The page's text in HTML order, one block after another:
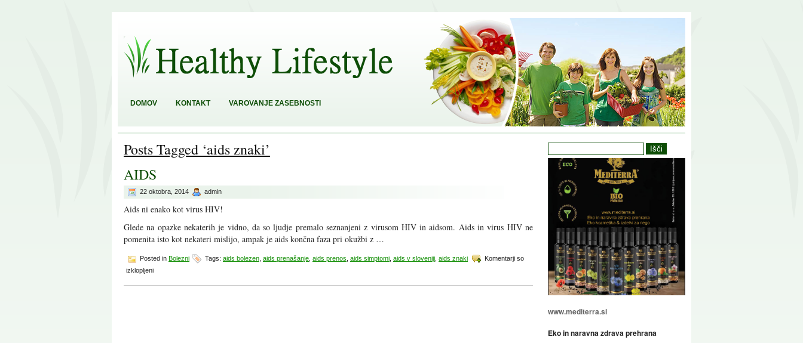
DOMOV KONTAKT VAROVANJE ZASEBNOSTI
Posts Tagged ‘aids znaki’
AIDS
22 oktobra, 2014 admin
Aids ni enako kot virus HIV!
Glede na opazke nekaterih je vidno, da so ljudje premalo seznanjeni z virusom HIV in aidsom. Aids in virus HIV ne
pomenita isto kot nekateri mislijo, ampak je aids končna faza pri okužbi z …
Posted in Bolezni Tags: aids bolezen aids prenašanje aids prenos aids simptomi aids v sloveniji aids znaki
Komentarji so
izklopljeniza
www.mediterra.si
Eko in naravna zdrava prehrana